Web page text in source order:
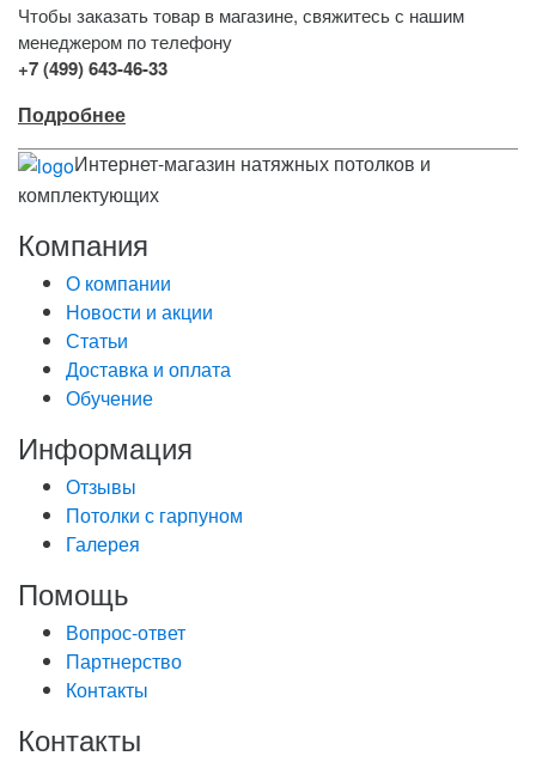
Чтобы заказать товар в магазине, свяжитесь с нашим
менеджером по телефону
+7 (499) 643-46-33
Подробнее
Интернет-магазин натяжных потолков и
комплектующих
Компания
О компании
Новости и акции
Статьи
Доставка и оплата
Обучение
Информация
Отзывы
Потолки с гарпуном
Галерея
Помощь
Вопрос-ответ
Партнерство
Контакты
Контакты